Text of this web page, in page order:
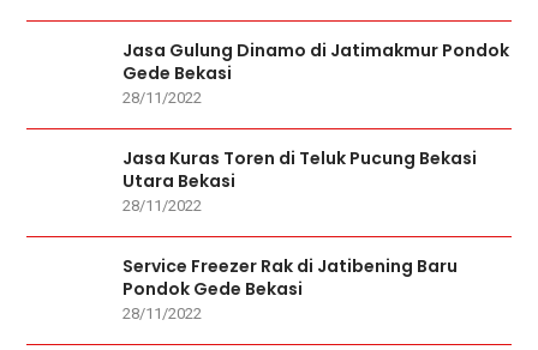
Jasa Gulung Dinamo di Jatimakmur Pondok
Gede Bekasi
28/11/2022
Jasa Kuras Toren di Teluk Pucung Bekasi
Utara Bekasi
28/11/2022
Service Freezer Rak di Jatibening Baru
Pondok Gede Bekasi
28/11/2022